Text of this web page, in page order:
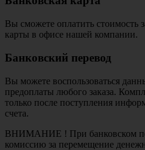
Вы сможете оплатить стоимость
карты в офисе нашей компании.
Банковский перевод
Вы можете воспользоваться
предоплаты любого заказа.
только после поступления
счета.
ВНИМАНИЕ ! При банковском
комиссию за перемещение